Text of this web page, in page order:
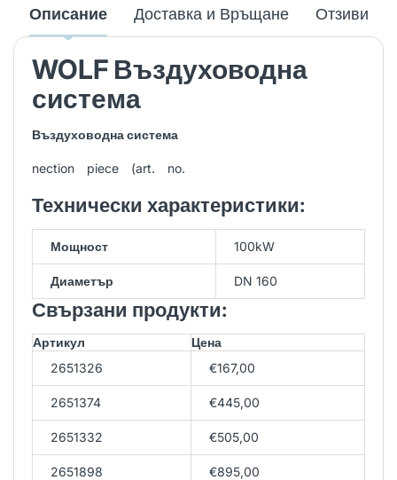
Описание Доставка и Връщане Отзиви
WOLF Въздуховодна
система
Въздуховодна система
nection piece (art. no.
Технически характеристики:
Мощност 100kW
Диаметър DN 160
Свързани продукти:
Артикул
Цена
2651326
€167,00
2651374 €445,00
2651332 €505,00
2651898 €895,00